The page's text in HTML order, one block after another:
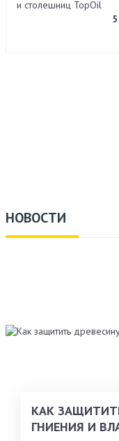
НОВОСТИ
КАК
ГНИЕНИЯ И